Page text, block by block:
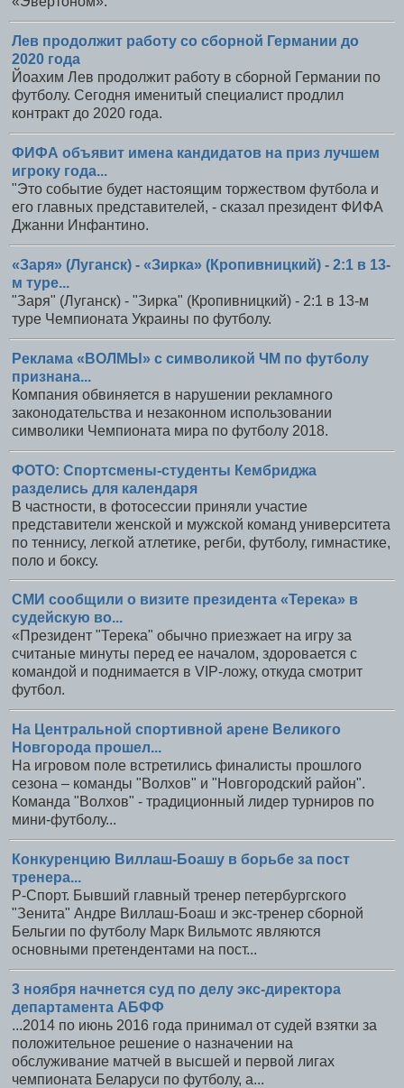
Лев продолжит работу со сборной Германии до
2020 года
Йоахим Лев продолжит работу в сборной Германии по
футболу. Сегодня именитый специалист продлил
контракт до 2020 года.
ФИФА объявит имена кандидатов на приз лучшем
игроку года...
"Это событие будет настоящим торжеством футбола и
его главных представителей, - сказал президент ФИФА
Джанни Инфантино.
«Заря» (Луганск) - «Зирка» (Кропивницкий) - 2:1 в 13-
м туре...
"Заря" (Луганск) - "Зирка" (Кропивницкий) - 2:1 в 13-м
туре Чемпионата Украины по футболу.
Реклама «ВОЛМЫ» с символикой ЧМ по футболу
признана...
Компания обвиняется в нарушении рекламного
законодательства и незаконном использовании
символики Чемпионата мира по футболу 2018.
ФОТО: Спортсмены-студенты Кембриджа
разделись для календаря
В частности, в фотосессии приняли участие
представители женской и мужской команд университета
по теннису, легкой атлетике, регби, футболу, гимнастике,
поло и боксу.
СМИ сообщили о визите президента «Терека» в
судейскую во...
«Президент "Терека" обычно приезжает на игру за
считаные минуты перед ее началом, здоровается с
командой и поднимается в VIP-ложу, откуда смотрит
футбол.
На Центральной спортивной арене Великого
Новгорода прошел...
На игровом поле встретились финалисты прошлого
сезона – команды "Волхов" и "Новгородский район".
Команда "Волхов" - традиционный лидер турниров по
мини-футболу...
Конкуренцию Виллаш-Боашу в борьбе за пост
тренера...
Р-Спорт. Бывший главный тренер петербургского
"Зенита" Андре Виллаш-Боаш и экс-тренер сборной
Бельгии по футболу Марк Вильмотс являются
основными претендентами на пост...
3 ноября начнется суд по делу экс-директора
департамента АБФФ
...2014 по июнь 2016 года принимал от судей взятки за
положительное решение о назначении на
обслуживание матчей в высшей и первой лигах
чемпионата Беларуси по футболу, а...